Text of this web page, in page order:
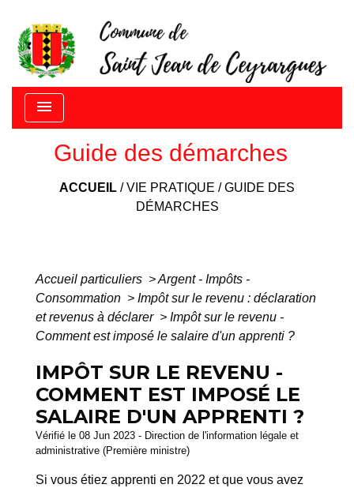
menu
Guide des démarches
ACCUEIL /VIE PRATIQUE /GUIDE DES
DÉMARCHES
Accueil particuliers >Argent - Impôts -
Consommation > Impôt sur le revenu : déclaration
et revenus à déclarer > Impôt sur le revenu -
Comment est imposé le salaire d'un apprenti ?
IMPÔT SUR LE REVENU -
COMMENT EST IMPOSÉ LE
SALAIRE D'UN APPRENTI ?
Vérifié le 08 Jun 2023 - Direction de l'information légale et
administrative (Première ministre)
Si vous étiez apprenti en 2022 et que vous avez